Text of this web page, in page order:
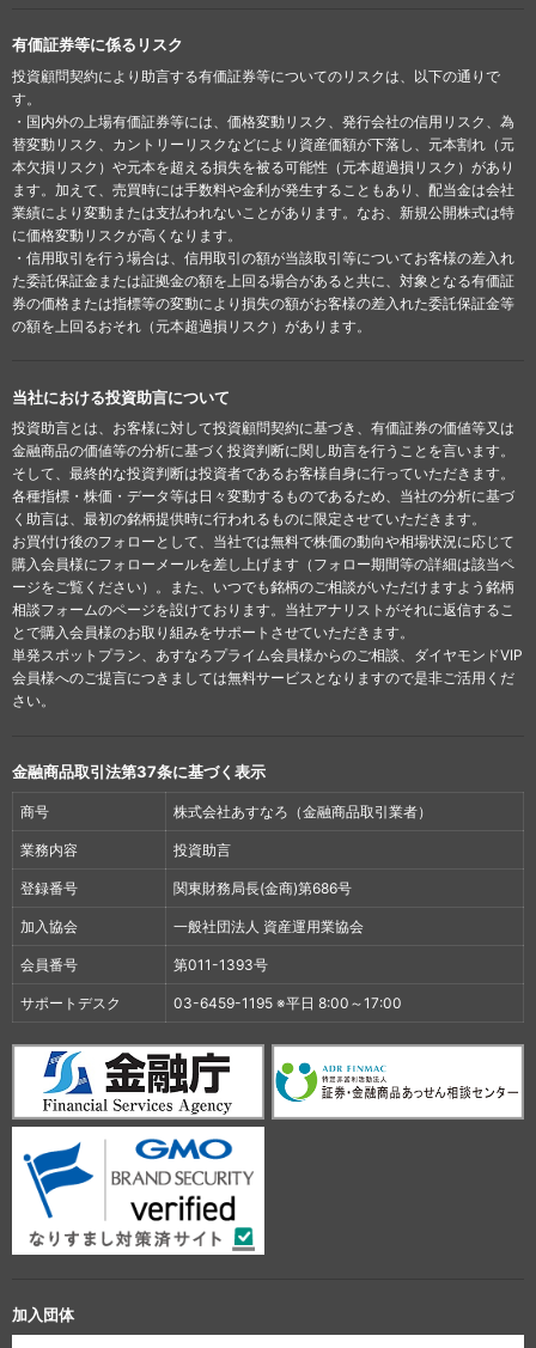
有価証券等に係るリスク
投資顧問契約により助言する有価証券等についてのリスクは、以下の通りで
す。
・国内外の上場有価証券等には、価格変動リスク、発行会社の信用リスク、為
替変動リスク、カントリーリスクなどにより資産価額が下落し、元本割れ（元
本欠損リスク）や元本を超える損失を被る可能性（元本超過損リスク）があり
ます。加えて、売買時には手数料や金利が発生することもあり、配当金は会社
業績により変動または支払われないことがあります。なお、新規公開株式は特
に価格変動リスクが高くなります。
・信用取引を行う場合は、信用取引の額が当該取引等についてお客様の差入れ
た委託保証金または証拠金の額を上回る場合があると共に、対象となる有価証
券の価格または指標等の変動により損失の額がお客様の差入れた委託保証金等
の額を上回るおそれ（元本超過損リスク）があります。
当社における投資助言について
投資助言とは、お客様に対して投資顧問契約に基づき、有価証券の価値等又は
金融商品の価値等の分析に基づく投資判断に関し助言を行うことを言います。
そして、最終的な投資判断は投資者であるお客様自身に行っていただきます。
各種指標・株価・データ等は日々変動するものであるため、当社の分析に基づ
く助言は、最初の銘柄提供時に行われるものに限定させていただきます。
お買付け後のフォローとして、当社では無料で株価の動向や相場状況に応じて
購入会員様にフォローメールを差し上げます（フォロー期間等の詳細は該当ペ
ージをご覧ください）。また、いつでも銘柄のご相談がいただけますよう銘柄
相談フォームのページを設けております。当社アナリストがそれに返信するこ
とで購入会員様のお取り組みをサポートさせていただきます。
単発スポットプラン、あすなろプライム会員様からのご相談、ダイヤモンドVIP
会員様へのご提言につきましては無料サービスとなりますので是非ご活用くだ
さい。
金融商品取引法第37条に基づく表示
商号 株式会社あすなろ（金融商品取引業者）
業務内容 投資助言
登録番号 関東財務局長(金商)第686号
加入協会 一般社団法人 資産運用業協会
会員番号 第011-1393号
サポートデスク 03-6459-1195 ※平日 8:00～17:00
加入団体